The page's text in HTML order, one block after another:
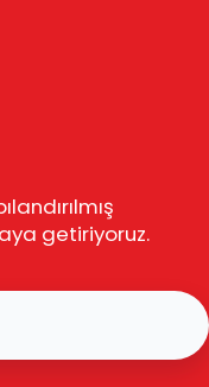
getiriyoruz.